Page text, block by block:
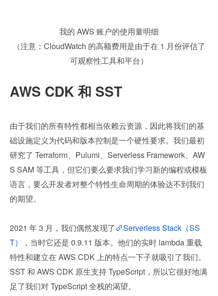
我的 AWS 账户的使用量明细
（注意：CloudWatch 的高额费用是由于在 1 月份评估了
可观察性工具和平台）
AWS CDK 和 SST
由于我们的所有特性都相当依赖云资源，因此将我们的基
础设施定义为代码和版本控制是一个硬性要求。我们最初
研究了 Terraform、Pulumi、Serverless Framework、AW
S SAM 等工具，但它们要么要求我们学习新的编程或模板
语言，要么开发者对整个特性生命周期的体验达不到我们
的期望。
2021 年 3 月，我们偶然发现了
Serverless Stack（SS
T）
，当时它还是 0.9.11 版本。他们的实时 lambda 重载
特性和建立在 AWS CDK 上的特点一下子就吸引了我们。
SST 和 AWS CDK 原生支持 TypeScript，所以它很好地满
足了我们对 TypeScript 全栈的渴望。